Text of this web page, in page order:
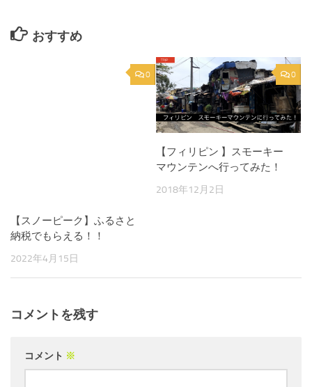
おすすめ
0
【スノーピーク】ふるさと
納税でもらえる！！
2022年4月15日
0
【フィリピン 】スモーキー
マウンテンへ行ってみた！
2018年12月2日
コメントを残す
コメント ※